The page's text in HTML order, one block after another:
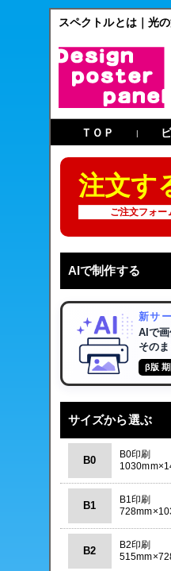
スペクトルとは｜光
ＴＯＰ |
注文す
ご注文フォー
AIで制作する
新サ
AIで
その
β版
サイズから選ぶ
B0
B0印刷
B1
B1印刷
B2
B2印刷